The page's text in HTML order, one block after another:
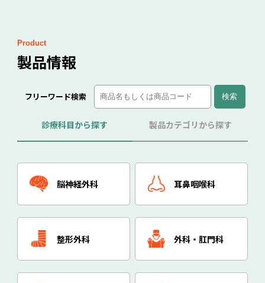
Product
製品情報
フリーワード検索
診療科目から探す 製品カテゴリから探す
脳神経外科 耳鼻咽喉科
整形外科 外科・肛門科